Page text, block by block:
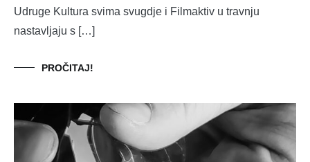
Udruge Kultura svima svugdje i Filmaktiv u travnju
nastavljaju s […]
PROČITAJ!